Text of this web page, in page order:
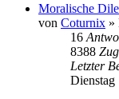
Moralische
von Coturnix »
16
8388
Letzter
Dienstag